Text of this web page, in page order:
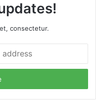
consectetur.